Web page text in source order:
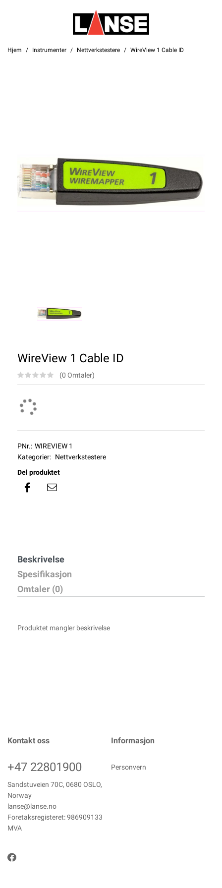
Hjem Instrumenter Nettverkstestere WireView 1 Cable ID
WireView 1 Cable ID
(0 Omtaler)
PNr.: WIREVIEW 1
Kategorier: Nettverkstestere
Del produktet
Beskrivelse
Spesifikasjon
Omtaler (0)
Produktet mangler beskrivelse
Kontakt oss
+47 22801900
Sandstuveien 70C, 0680 OSLO,
Norway
lanse@lanse.no
Foretaksregisteret: 986909133
MVA
Informasjon
Personvern